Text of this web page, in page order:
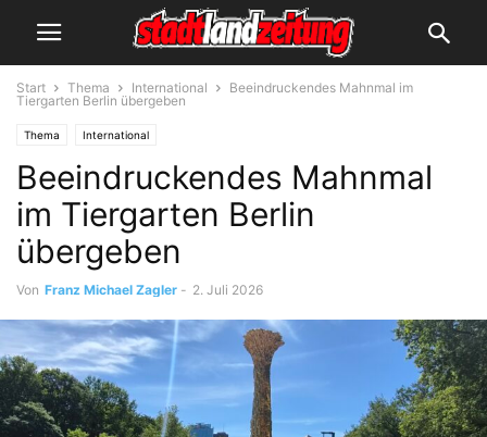
Start Thema International
Beeindruckendes Mahnmal im
Tiergarten Berlin übergeben
Thema International
Beeindruckendes Mahnmal
im Tiergarten Berlin
übergeben
Von Franz Michael Zagler - 2. Juli 2026